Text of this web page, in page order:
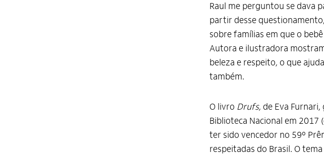
Raul me perguntou se dava
partir desse
sobre famílias em que o
Autora e ilustradora
beleza e respeito, o que
também.
O livro Drufs, de Eva
Biblioteca Nacional em
ter sido vencedor no 59º
respeitadas do Brasil. O